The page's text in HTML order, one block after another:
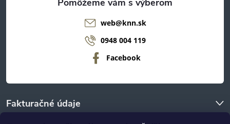
Fakturačné údaje
web@knn.sk
0948 004 119
Facebook